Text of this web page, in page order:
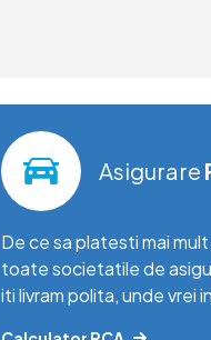
Asigurare
De ce sa platesti mai
toate societatile de
iti livram polita, unde vrei